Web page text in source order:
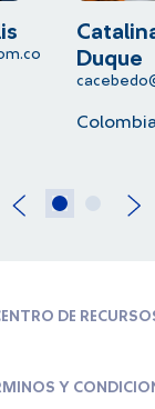
Duque
Colombia
DE
Y